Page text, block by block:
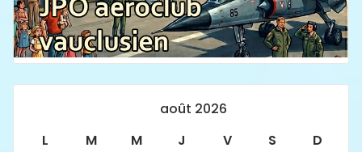
août 2026
L
M M J V S
D